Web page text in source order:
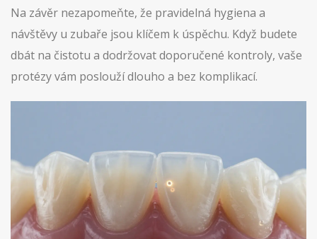
Na závěr nezapomeňte, že pravidelná hygiena a
návštěvy u zubaře jsou klíčem k úspěchu. Když budete
dbát na čistotu a dodržovat doporučené kontroly, vaše
protézy vám poslouží dlouho a bez komplikací.